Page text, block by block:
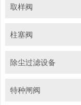
取样阀
柱塞阀
除尘过滤设备
特种闸阀